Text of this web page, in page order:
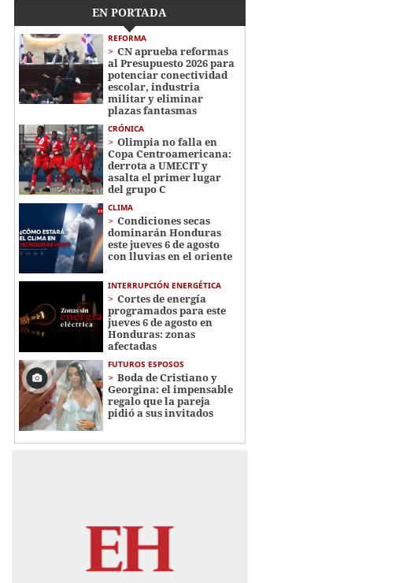
EN PORTADA
REFORMA
CN aprueba reformas
al Presupuesto 2026 para
potenciar conectividad
escolar, industria
militar y eliminar
plazas fantasmas
CRÓNICA
Olimpia no falla en
Copa Centroamericana:
derrota a UMECIT y
asalta el primer lugar
del grupo C
CLIMA
Condiciones secas
dominarán Honduras
este jueves 6 de agosto
con lluvias en el oriente
INTERRUPCIÓN ENERGÉTICA
Cortes de energía
programados para este
jueves 6 de agosto en
Honduras: zonas
afectadas
FUTUROS ESPOSOS
Boda de Cristiano y
Georgina: el impensable
regalo que la pareja
pidió a sus invitados